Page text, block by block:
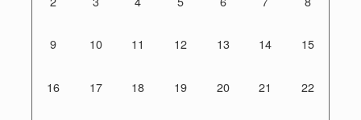
9 10 11 12 13 14 15
16 17 18 19 20 21 22